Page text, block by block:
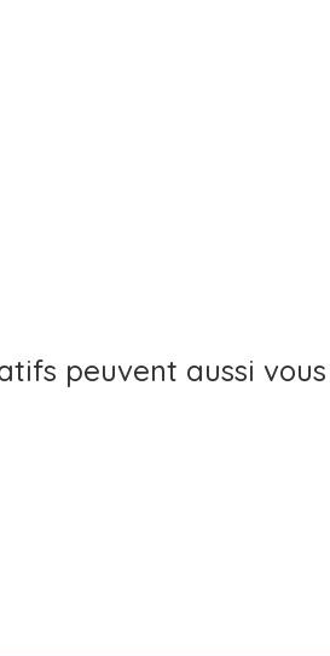
peuvent aussi